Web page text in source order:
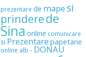
prezentare de mape si
prinderede
Sina online comunicare
si Prezentare papetarie
online alb - DONAU